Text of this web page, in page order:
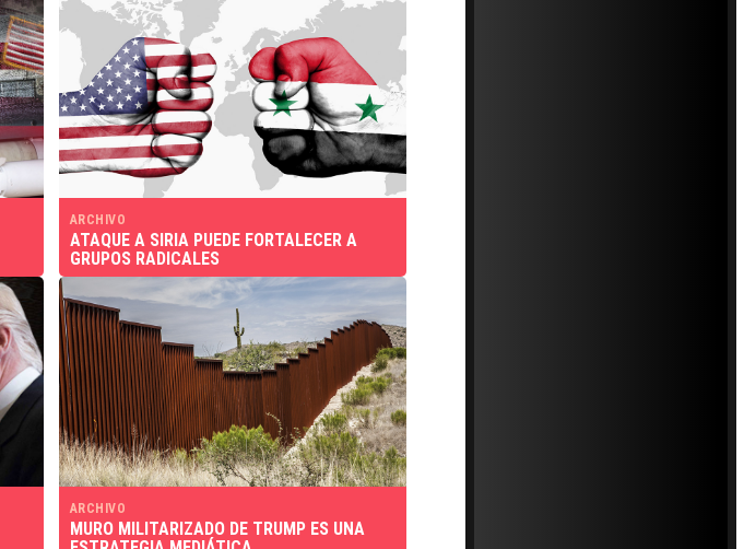
ARCHIVO
ATAQUE A SIRIA PUEDE FORTALECER A
GRUPOS RADICALES
ARCHIVO
MURO MILITARIZADO DE TRUMP ES UNA